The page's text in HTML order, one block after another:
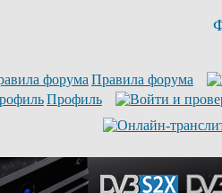
Правила форума
Профиль